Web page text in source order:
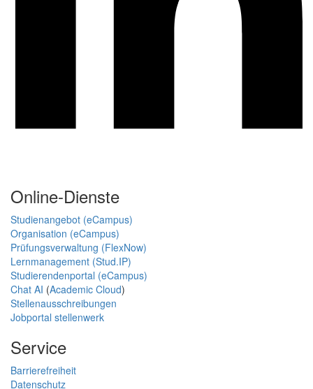
Online-Dienste
Studienangebot (eCampus)
Organisation (eCampus)
Prüfungsverwaltung (FlexNow)
Lernmanagement (Stud.IP)
Studierendenportal (eCampus)
Chat AI (Academic Cloud)
Stellenausschreibungen
Jobportal stellenwerk
Service
Barrierefreiheit
Datenschutz